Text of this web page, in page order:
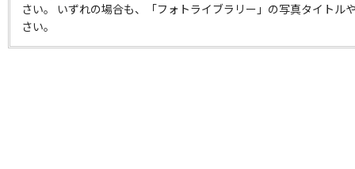
さい。 いずれの場合も、「フォトライブラリー」の写真タイトル
さい。